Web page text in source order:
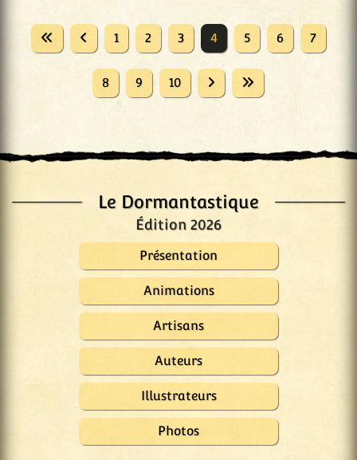
Le Dormantastique
Édition 2026
Présentation
Animations
Artisans
Auteurs
Illustrateurs
Photos
1 2 3 4 5 6 7
8 9 10